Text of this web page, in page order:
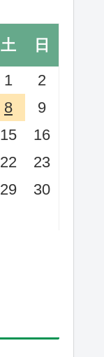
土
日
1
2
8
9
15
16
22
23
29
30